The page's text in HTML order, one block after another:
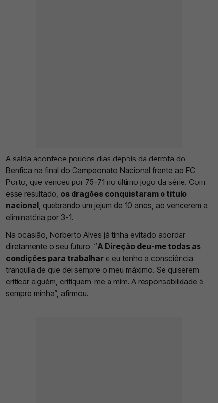
A saída acontece poucos dias depois da derrota do
Benfica na final do Campeonato Nacional frente ao FC
Porto, que venceu por 75-71 no último jogo da série. Com
esse resultado, os dragões conquistaram o título
nacional, quebrando um jejum de 10 anos, ao vencerem a
eliminatória por 3-1.
Na ocasião, Norberto Alves já tinha evitado abordar
diretamente o seu futuro: “A Direção deu-me todas as
condições para trabalhar e eu tenho a consciência
tranquila de que dei sempre o meu máximo. Se quiserem
criticar alguém, critiquem-me a mim. A responsabilidade é
sempre minha”, afirmou.